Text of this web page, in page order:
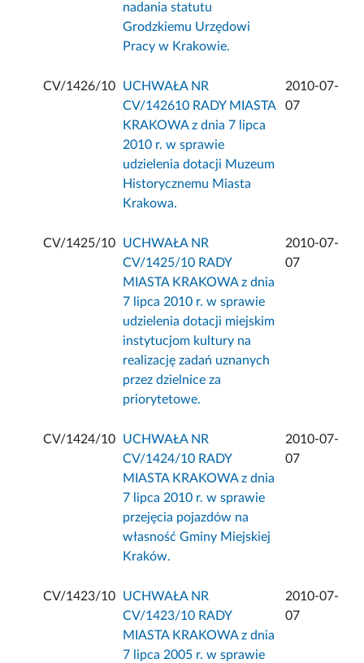
nadania statutu
Grodzkiemu Urzędowi
Pracy w Krakowie.
CV/1426/10
UCHWAŁA NR
CV/142610 RADY MIASTA
KRAKOWA z dnia 7 lipca
2010 r. w sprawie
udzielenia dotacji Muzeum
Historycznemu Miasta
Krakowa.
2010-07-
07
CV/1425/10
UCHWAŁA NR
CV/1425/10 RADY
MIASTA KRAKOWA z dnia
7 lipca 2010 r. w sprawie
udzielenia dotacji miejskim
instytucjom kultury na
realizację zadań uznanych
przez dzielnice za
priorytetowe.
2010-07-
07
CV/1424/10
UCHWAŁA NR
CV/1424/10 RADY
MIASTA KRAKOWA z dnia
7 lipca 2010 r. w sprawie
przejęcia pojazdów na
własność Gminy Miejskiej
Kraków.
2010-07-
07
CV/1423/10
UCHWAŁA NR
CV/1423/10 RADY
MIASTA KRAKOWA z dnia
7 lipca 2005 r. w sprawie
2010-07-
07